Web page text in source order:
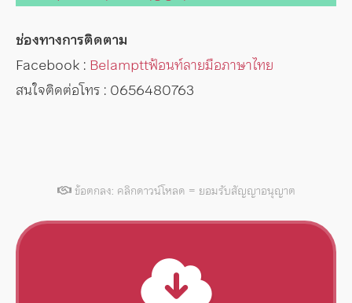
ช่องทางการติดตาม
Facebook : Belampttฟ้อนท์ลายมือภาษาไทย
สนใจติดต่อโทร : 0656480763
ข้อตกลง: คลิกดาวน์โหลด = ยอมรับสัญญาอนุญาต